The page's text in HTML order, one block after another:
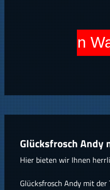
In den
Glücksfrosch
Hier bieten wir Ihnen
Glücksfrosch Andy mit der